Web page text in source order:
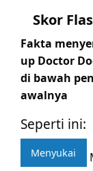
Skor
Fakta
up Doctor
di bawah
awalnya
Seperti ini:
Menyukai